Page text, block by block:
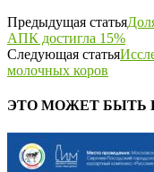
Предыдущая статья
АПК достигла 15%
Следующая статья
молочных коров
ЭТО МОЖЕТ БЫТЬ